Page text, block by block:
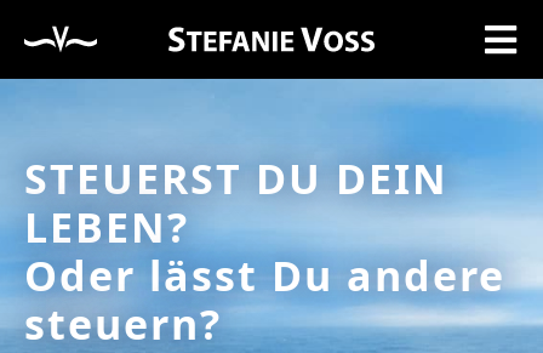
STEUERST DU DEIN
LEBEN?
Oder lässt Du andere
steuern?